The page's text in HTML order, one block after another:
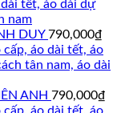
DUY 790,000₫
ANH 790,000₫